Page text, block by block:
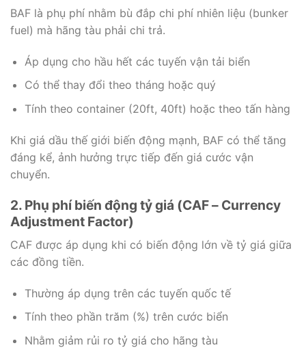
BAF là phụ phí nhằm bù đắp chi phí nhiên liệu (bunker
fuel) mà hãng tàu phải chi trả.
Áp dụng cho hầu hết các tuyến vận tải biển
Có thể thay đổi theo tháng hoặc quý
Tính theo container (20ft, 40ft) hoặc theo tấn hàng
Khi giá dầu thế giới biến động mạnh, BAF có thể tăng
đáng kể, ảnh hưởng trực tiếp đến giá cước vận
chuyển.
2. Phụ phí biến động tỷ giá (CAF – Currency
Adjustment Factor)
CAF được áp dụng khi có biến động lớn về tỷ giá giữa
các đồng tiền.
Thường áp dụng trên các tuyến quốc tế
Tính theo phần trăm (%) trên cước biển
Nhằm giảm rủi ro tỷ giá cho hãng tàu